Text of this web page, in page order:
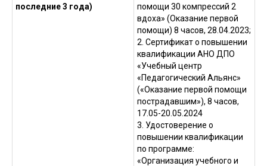
последние 3 года)
помощи 30 компрессий 2
вдоха» (Оказание первой
помощи) 8 часов, 28.04.2023;
2. Сертификат о повышении
квалификации АНО ДПО
«Учебный центр
«Педагогический Альянс»
(«Оказание первой помощи
пострадавшим»), 8 часов,
17.05-20.05.2024
3. Удостоверение о
повышении квалификации
по программе:
«Организация учебного и
Противодействие коррупции
Охрана труда
Стоп